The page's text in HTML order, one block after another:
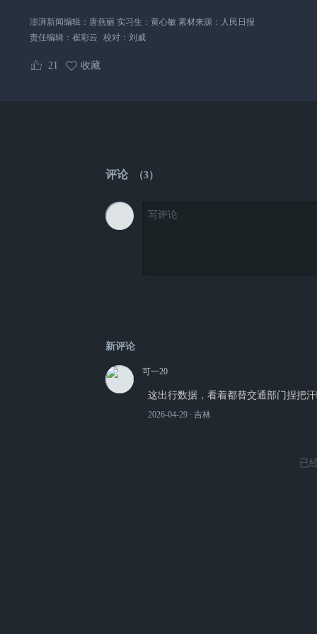
澎湃新闻编辑：唐燕丽 实习生：黄心敏 素材来源：人民日报
责任编辑： 崔彩云 校对： 刘威
21 收藏
评论 （3）
新评论
可一20
这出行数据，看着都替交通部门捏把
2026-04-29 ∙ 吉林
已